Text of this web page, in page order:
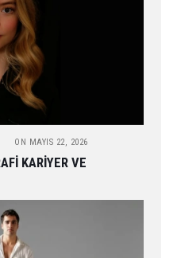
ON MAYIS 22, 2026
KARIYER VE